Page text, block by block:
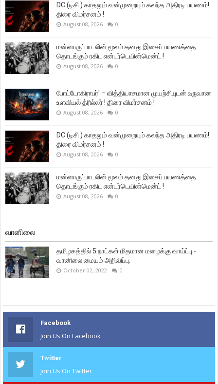
DC (டிசி ) காதலும் வன்முறையும் கலந்த அதிரடி பயணம்!
திரை விமர்சனம் !
August 08, 2026 0
மன்னாரு’ பாடலின் மூலம் தனது இசைப் பயணத்தை
தொடங்கும் ரகிட என்டர்டெயின்மென்ட் !
August 08, 2026 0
போட்டோகிராபர்' – வித்தியாசமான முயற்சியுடன் உருவான
உளவியல் த்ரில்லர் ! திரை விமர்சனம் !
August 08, 2026 0
DC (டிசி ) காதலும் வன்முறையும் கலந்த அதிரடி பயணம்!
திரை விமர்சனம் !
August 08, 2026 0
மன்னாரு’ பாடலின் மூலம் தனது இசைப் பயணத்தை
தொடங்கும் ரகிட என்டர்டெயின்மென்ட் !
August 08, 2026 0
வானிலை
தமிழகத்தில் 5 நாட்கள் மிதமான மழைக்கு வாய்ப்பு -
வானிலை மையம் அறிவிப்பு.
October 02, 2022 0
Facebook
Join Us On Facebook
Twitter
Join Us On Twitter